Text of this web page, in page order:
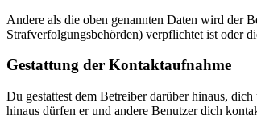
Andere als die oben genannten Daten wird der
Strafverfolgungsbehörden) verpflichtet ist oder
Gestattung der Kontaktaufnahme
Du gestattest dem Betreiber darüber hinaus,
hinaus dürfen er und andere Benutzer dich